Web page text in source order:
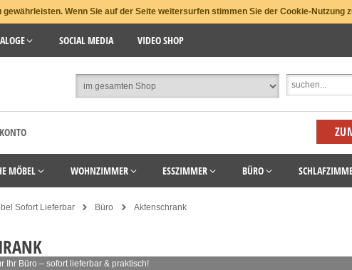
Wenn Sie auf der Seite weitersurfen stimmen Sie der Cookie-Nutzung
SOCIAL MEDIA VIDEO SHOP
MÖBEL WOHNZIMMER ESSZIMMER BÜRO
Sofort Lieferbar Büro Aktenschrank
Ihr Büro – sofort lieferbar & praktisch!